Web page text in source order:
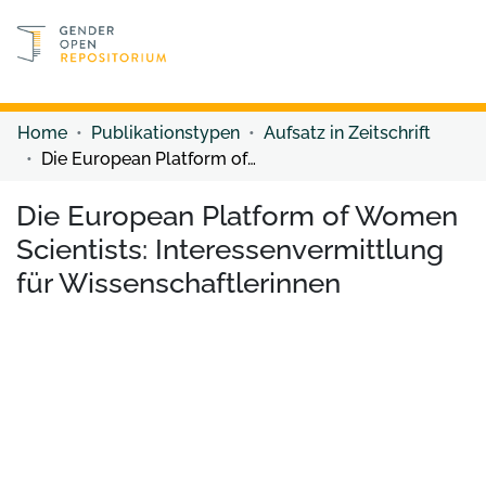
Discover content
Home Publikationstypen
Aufsatz in Zeitschrift
Die European Platform of Women Scientists: Interessenvermittlung für Wissenschaftlerinnen
Die European Platform of Women
Scientists: Interessenvermittlung
für Wissenschaftlerinnen